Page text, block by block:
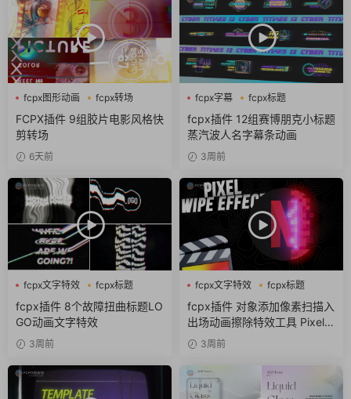
fcpx图形动画
fcpx转场
噪点
FCPX插件 9组胶片电影风格快
剪转场
6天前
fcpx字幕
fcpx标题
fcpx片头
fcpx插件 12组赛博朋克小标题
蒸汽波人名字幕条动画
3周前
fcpx文字特效
fcpx标题
故障风
fcpx插件 8个故障扭曲标题LO
GO动画文字特效
3周前
fcpx文字特效
fcpx标题
像素
fcpx插件 对象添加像素扫描入
出场动画擦除特效工具 Pixel S
can3周前